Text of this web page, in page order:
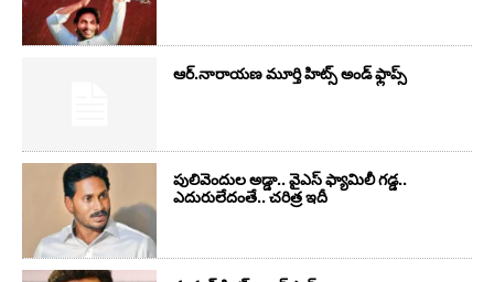
ఆర్‌.నారాయ‌ణ మూర్తి హిట్స్ అండ్ ఫ్లాప్స్‌
పులివెందుల అడ్డా.. వైఎస్ ఫ్యామిలీ గడ్డ..
ఎదురులేదంతే.. చరిత్ర ఇదీ